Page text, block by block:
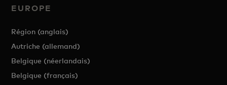
EUROPE
Région (anglais)
Autriche (allemand)
Belgique (néerlandais)
Belgique (français)